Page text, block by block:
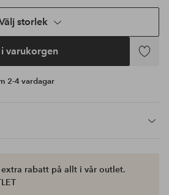
storlek
varukorgen
Lägg
2-4 vardagar
extra rabatt på allt i vår outlet.